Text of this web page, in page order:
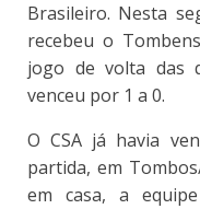
Brasileiro. Nesta
recebeu o
jogo de volta das
venceu por 1 a 0.
O CSA já havia
partida, em
em casa, a